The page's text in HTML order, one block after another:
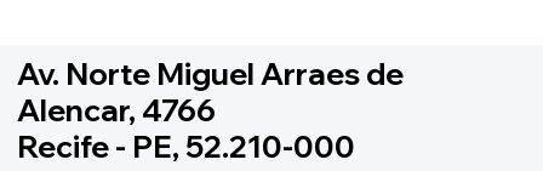
Av. Norte Miguel Arraes de
Alencar, 4766
Recife - PE, 52.210-000